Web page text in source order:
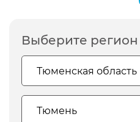
Выберите регион